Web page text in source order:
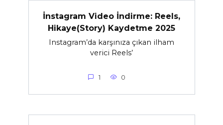
İnstagram Video İndirme: Reels,
Hikaye(Story) Kaydetme 2025
Instagram’da karşınıza çıkan ilham
verici Reels’
1 0